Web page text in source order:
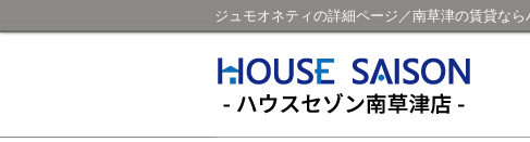
ジュモオネティの詳細ページ／南草津の賃貸な